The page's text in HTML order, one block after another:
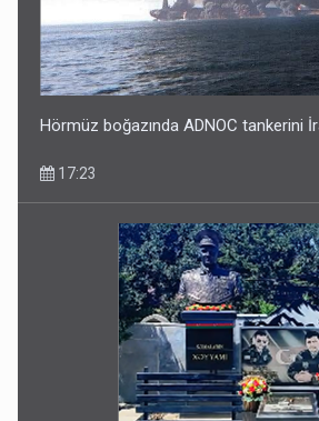
Hörmüz boğazında ADNOC tankerini
17:23